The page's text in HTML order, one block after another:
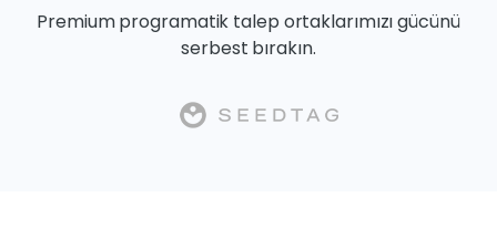
Premium programatik talep ortaklarımızı gücünü
serbest bırakın.